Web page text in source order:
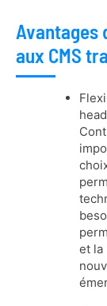
Avantages
aux CMS
et la